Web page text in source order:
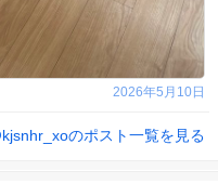
2026年5月10日
kjsnhr_xoのポスト一覧を見る